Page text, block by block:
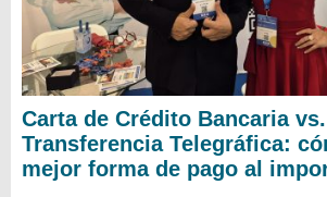
Carta de Crédito Bancaria vs.
Transferencia Telegráfica:
mejor forma de pago al